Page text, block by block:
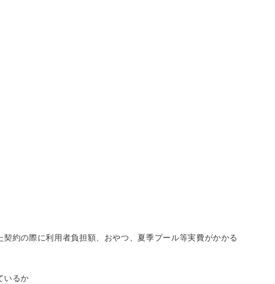
約の際に利用者負担額、おやつ、夏季プール等実費がかかる
いるか